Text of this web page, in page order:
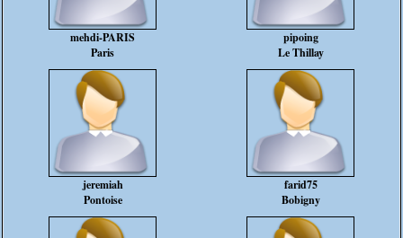
mehdi-PARIS
Paris
pipoing
Le Thillay
jeremiah
Pontoise
farid75
Bobigny